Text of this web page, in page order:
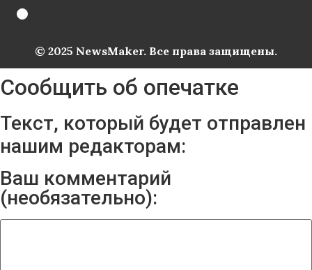
© 2025 NewsMaker. Все права защищены.
Сообщить об опечатке
Текст, который будет отправлен
нашим редакторам:
Ваш комментарий
(необязательно):